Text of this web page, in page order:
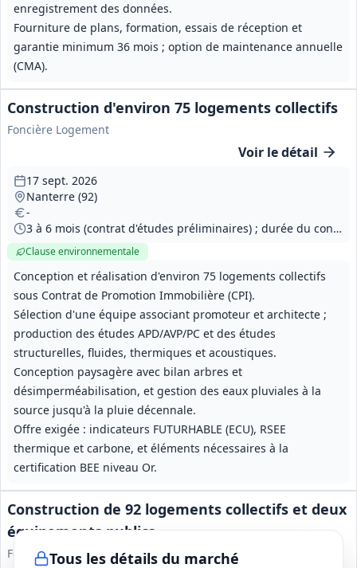
enregistrement des données.
Fourniture de plans, formation, essais de réception et
garantie minimum 36 mois ; option de maintenance annuelle
(CMA).
Construction d'environ 75 logements collectifs
Foncière Logement
Voir le détail
Conception et réalisation d'environ 75 logements collectifs
sous Contrat de Promotion Immobilière (CPI).
Sélection d'une équipe associant promoteur et architecte ;
production des études APD/AVP/PC et des études
structurelles, fluides, thermiques et acoustiques.
Conception paysagère avec bilan arbres et
désimperméabilisation, et gestion des eaux pluviales à la
source jusqu'à la pluie décennale.
Offre exigée : indicateurs FUTURHABLE (ECU), RSEE
thermique et carbone, et éléments nécessaires à la
certification BEE niveau Or.
17 sept. 2026
Nanterre (92)
-
3 à 6 mois (contrat d'études préliminaires) ; durée du contrat de promotion immobilière non précisée
Clause environnementale
Tous les détails du marché
Construction de 92 logements collectifs et deux
équipements publics
Foncière Logement